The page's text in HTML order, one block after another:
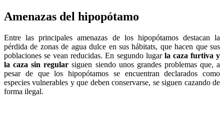
Amenazas del hipopótamo
Entre las principales amenazas de los hipopótamos destacan la
pérdida de zonas de agua dulce en sus hábitats, que hacen que sus
poblaciones se vean reducidas. En segundo lugar la caza furtiva y
la caza sin regular siguen siendo unos grandes problemas que, a
pesar de que los hipopótamos se encuentran declarados como
especies vulnerables y que deben conservarse, se siguen cazando de
forma ilegal.